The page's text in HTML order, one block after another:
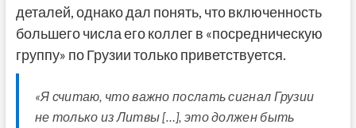
деталей, однако дал понять, что включенность
большего числа его коллег в «посредническую
группу» по Грузии только приветствуется.
«Я считаю, что важно послать сигнал Грузии
не только из Литвы […], это должен быть